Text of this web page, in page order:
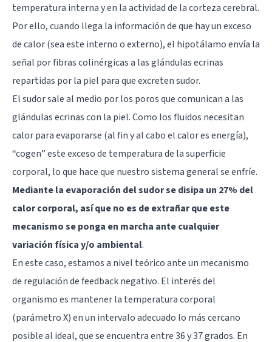
temperatura interna y en la actividad de la corteza cerebral.
Por ello, cuando llega la información de que hay un exceso
de calor (sea este interno o externo), el hipotálamo envía la
señal por fibras colinérgicas a las glándulas ecrinas
repartidas por la piel para que excreten sudor.
El sudor sale al medio por los poros que comunican a las
glándulas ecrinas con la piel. Como los fluidos necesitan
calor para evaporarse (al fin y al cabo el calor es energía),
“cogen” este exceso de temperatura de la superficie
corporal, lo que hace que nuestro sistema general se enfríe.
Mediante la evaporación del sudor se disipa un 27% del
calor corporal, así que no es de extrañar que este
mecanismo se ponga en marcha ante cualquier
variación física y/o ambiental.
En este caso, estamos a nivel teórico ante un mecanismo
de regulación de feedback negativo. El interés del
organismo es mantener la temperatura corporal
(parámetro X) en un intervalo adecuado lo más cercano
posible al ideal, que se encuentra entre 36 y 37 grados. En